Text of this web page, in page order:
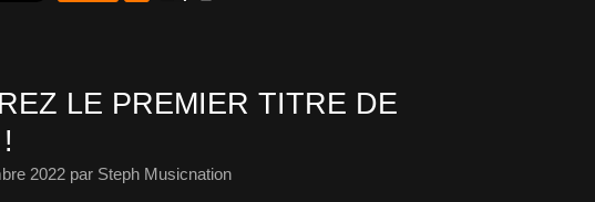
LE PREMIER TITRE DE
2022 par Steph Musicnation